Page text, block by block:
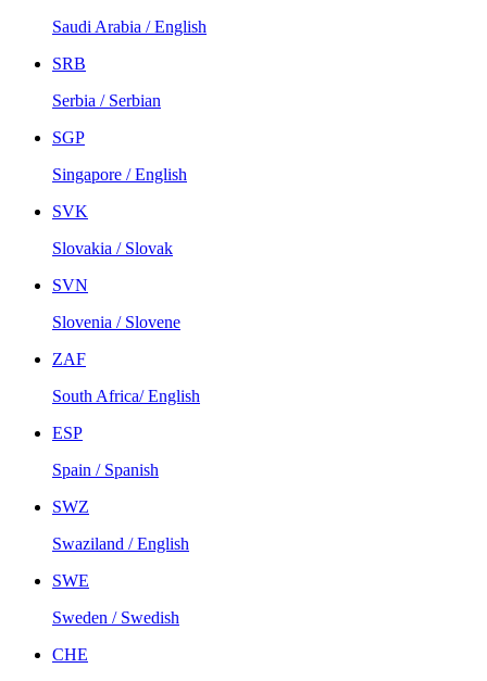
Saudi Arabia / English
SRB
Serbia / Serbian
SGP
Singapore / English
SVK
Slovakia / Slovak
SVN
Slovenia / Slovene
ZAF
South Africa/ English
ESP
Spain / Spanish
SWZ
Swaziland / English
SWE
Sweden / Swedish
CHE